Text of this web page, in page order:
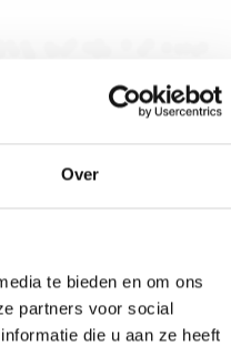
Over
te bieden en om ons
partners voor social
die u aan ze heeft
ook welkom als u